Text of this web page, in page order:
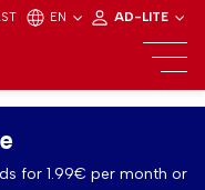
EN AD-LITE
for 1.99€ per month or